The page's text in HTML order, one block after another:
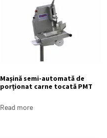
Mașină semi-automată de
porționat carne tocată PMT
Read more